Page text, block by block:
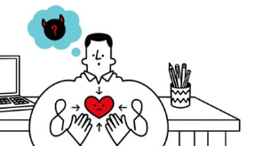
نگاه ابدی و آمادگی برای آخرت
از خیال تا سلامت قلب